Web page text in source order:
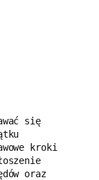
się
kroki
oraz